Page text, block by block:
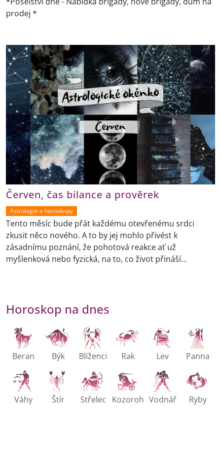
prodej *
Červen, čas bilance a prověrek
Astrologie a horoskopy
Tento měsíc bude přát každému otevřenému srdci
zkusit něco nového. A to by jej mohlo přivést k
zásadnímu poznání, že pohotová reakce ať už
myšlenková nebo fyzická, na to, co život přináší...
Horoskop na dnes
Beran Býk Blíženci Rak Lev Panna
Váhy Štír Střelec Kozoroh Vodnář Ryby